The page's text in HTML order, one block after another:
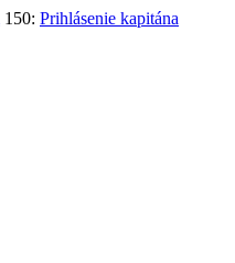
150: Prihlásenie kapitána